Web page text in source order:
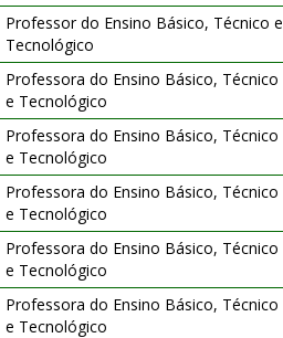
Professor do Ensino Básico, Técnico e
Tecnológico
Professora do Ensino Básico, Técnico
e Tecnológico
Professora do Ensino Básico, Técnico
e Tecnológico
Professora do Ensino Básico, Técnico
e Tecnológico
Professora do Ensino Básico, Técnico
e Tecnológico
Professora do Ensino Básico, Técnico
e Tecnológico